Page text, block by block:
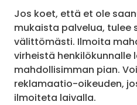
Jos koet, että et ole
mukaista palvelua, tulee
välittömästi. Ilmoita
virheistä henkilökunnalle
mahdollisimman pian.
reklamaatio-oikeuden,
ilmoiteta laivalla.